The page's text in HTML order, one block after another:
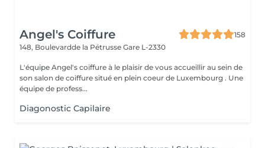
Angel's Coiffure
158
148, Boulevardde la Pétrusse Gare L-2330
L'équipe Angel's coiffure à le plaisir de vous accueillir au sein de
son salon de coiffure situé en plein coeur de Luxembourg . Une
équipe de profess...
Diagonostic Capilaire